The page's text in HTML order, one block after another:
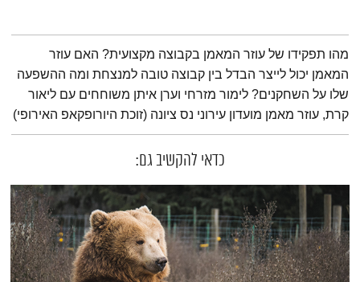
תמצית הפודקאסט
מהו תפקידו של עוזר המאמן בקבוצה מקצועית? האם עוזר
המאמן יכול לייצר הבדל בין קבוצה טובה למנצחת ומה ההשפעה
שלו על השחקנים? לימור מזרחי וערן איתן משוחחים עם ליאור
קרת, עוזר מאמן מועדון עירוני נס ציונה (זוכת היורופקאפ האירופי)
כדאי להקשיב גם: